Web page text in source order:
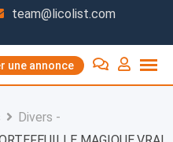
team@licolist.com
une annonce
Divers -